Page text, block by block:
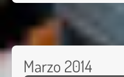
Marzo 2014